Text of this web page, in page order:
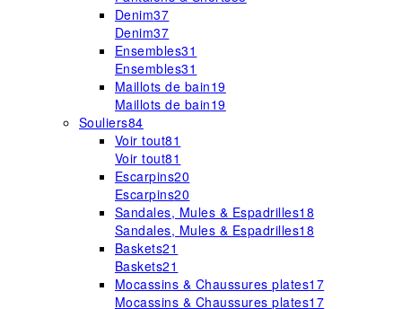
Denim37
Denim37
Ensembles31
Ensembles31
Maillots de bain19
Maillots de bain19
Souliers84
Voir tout81
Voir tout81
Escarpins20
Escarpins20
Sandales, Mules & Espadrilles18
Sandales, Mules & Espadrilles18
Baskets21
Baskets21
Mocassins & Chaussures plates17
Mocassins & Chaussures plates17